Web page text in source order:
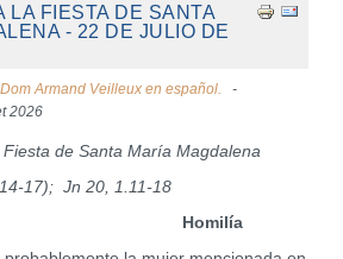
LA FIESTA DE SANTA
- 22 DE JULIO DE
Armand Veilleux en español.
2026
de Santa María Magdalena
14-17); Jn 20, 1.11-18